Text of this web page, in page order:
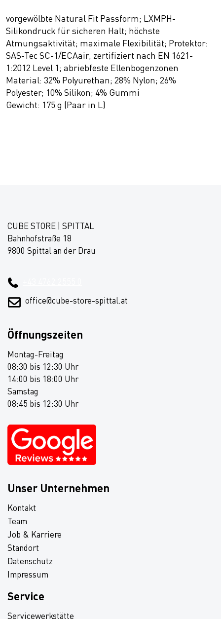
vorgewölbte Natural Fit Passform; LXMPH-
Silikondruck für sicheren Halt; höchste
Atmungsaktivität; maximale Flexibilität; Protektor:
SAS-Tec SC-1/ECAair, zertifiziert nach EN 1621-
1:2012 Level 1; abriebfeste Ellenbogenzonen
Material: 32% Polyurethan; 28% Nylon; 26%
Polyester; 10% Silikon; 4% Gummi
Gewicht: 175 g (Paar in L)
CUBE STORE | SPITTAL
Bahnhofstraße 18
9800 Spittal an der Drau
office@cube-store-spittal.at
Öffnungszeiten
Montag-Freitag
08:30 bis 12:30 Uhr
14:00 bis 18:00 Uhr
Samstag
08:45 bis 12:30 Uhr
Unser Unternehmen
Kontakt
Team
Job & Karriere
Standort
Datenschutz
Impressum
Service
Servicewerkstätte